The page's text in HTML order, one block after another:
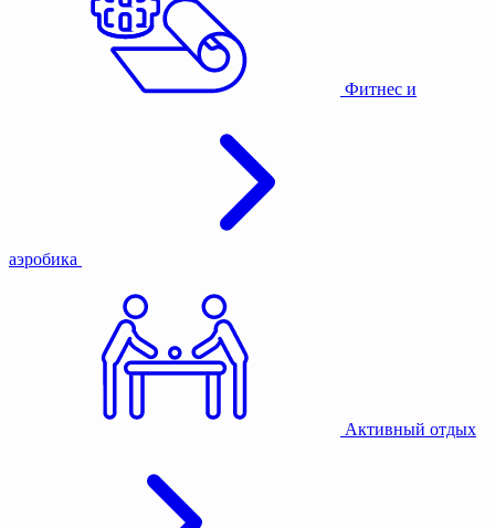
Фитнес и
аэробика
Активный отдых